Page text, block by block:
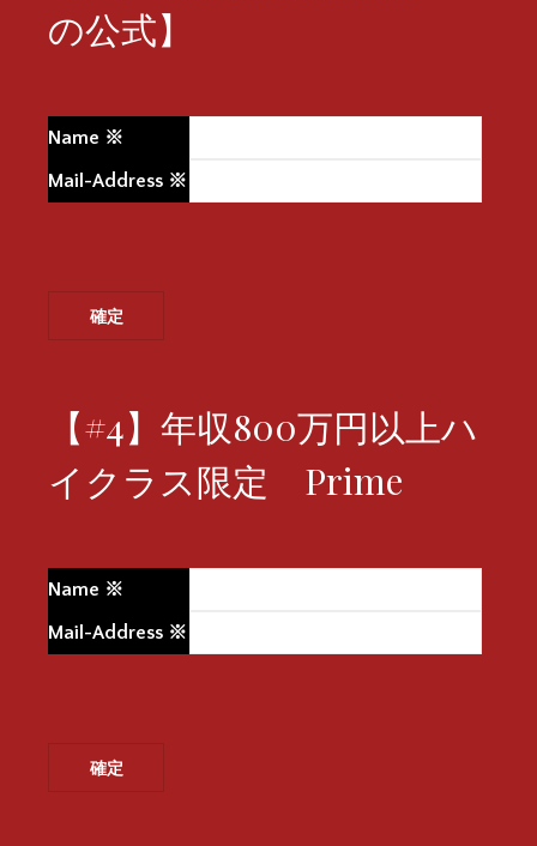
の公式】
Name ※
Mail-Address ※
【#4】年収800万円以上ハ
イクラス限定 Prime
Name ※
Mail-Address ※